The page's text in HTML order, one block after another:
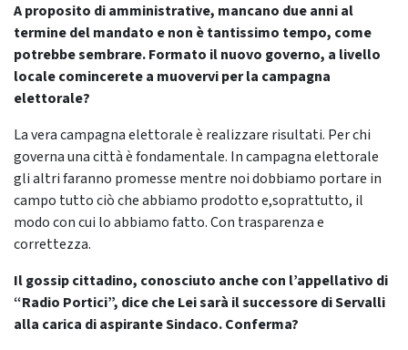
A proposito di amministrative, mancano due anni al
termine del mandato e non è tantissimo tempo, come
potrebbe sembrare. Formato il nuovo governo, a livello
locale comincerete a muovervi per la campagna
elettorale?
La vera campagna elettorale è realizzare risultati. Per chi
governa una città è fondamentale. In campagna elettorale
gli altri faranno promesse mentre noi dobbiamo portare in
campo tutto ciò che abbiamo prodotto e,soprattutto, il
modo con cui lo abbiamo fatto. Con trasparenza e
correttezza.
Il gossip cittadino, conosciuto anche con l’appellativo di
“Radio Portici”, dice che Lei sarà il successore di Servalli
alla carica di aspirante Sindaco. Conferma?